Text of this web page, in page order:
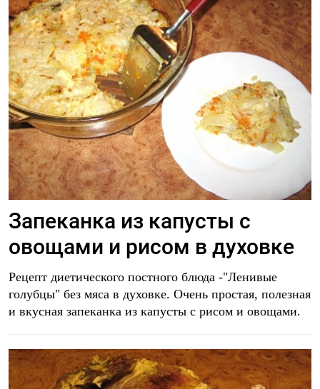
Запеканка из капусты с
овощами и рисом в духовке
Рецепт диетического постного блюда -"Ленивые
голубцы" без мяса в духовке. Очень простая, полезная
и вкусная запеканка из капусты с рисом и овощами.